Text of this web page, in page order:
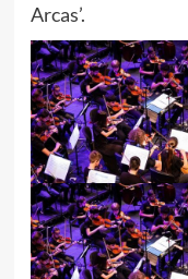
Arcas’.